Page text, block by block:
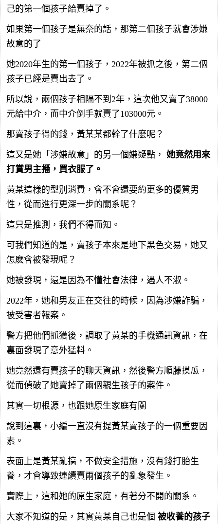
己的第一個孩子給賣掉了。
如果第一個孩子是無奈的話，那第二個孩子就會涉嫌
故意的了
她2020年生的第一個孩子，2022年被抓之後，第二個
孩子已經是賣出去了。
所以說，兩個孩子相隔不到2年，這次他又賣了38000
元給中介，而中介倒手就賣了103000元。
那賣孩子得的錢，黃某某都幹了什麽呢？
這又是她「涉嫌故意」的另一個嫌疑點， 她竟然用來
打賞男主播，買衣服了。
黃某這樣的型別消費，會不會還要約更多的優質男
性，從而進行更深一步的關系呢？
這只是推測，我們不得而知。
可我們知道的是，賣孩子本來是地下黑色交易，她又
怎麽會被發現呢？
她被發現，還是因為不懂社會法律，遇人不淑。
2022年，她和男友正在交往的時候，因為涉嫌詐騙，
被受害者報案。
警方把他們抓獲後，調取了黃某的手機通訊資訊，在
裏面發現了意外猛料。
她竟然還有賣孩子的聊天資訊，然後警方順藤摸瓜，
從而偵破了她賣掉了兩個親生孩子的案件。
其實一切根源，也跟她原生家庭有關
說到這裏，小編一直沒有提黃某賣孩子的一個重要因
素。
表面上是黃某亂搞，不做安全措施，沒有錢打胎生
養，才會導致連續賣兩個孩子的亂象發生。
實際上，這和她的原生家庭，有著分不開的關系。
大家不知道的是，其實黃某自己也是個 被收養的孩子